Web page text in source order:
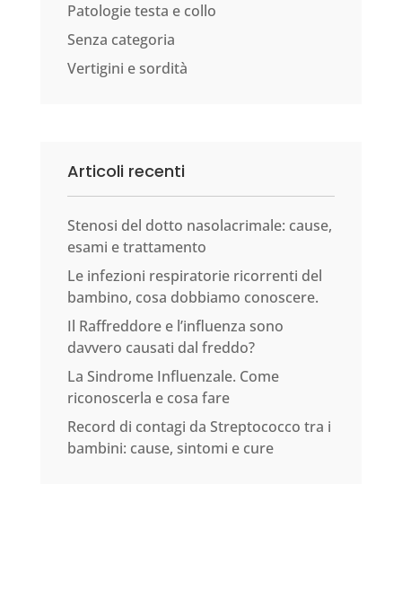
Patologie testa e collo
Senza categoria
Vertigini e sordità
Articoli recenti
Stenosi del dotto nasolacrimale: cause,
esami e trattamento
Le infezioni respiratorie ricorrenti del
bambino, cosa dobbiamo conoscere.
Il Raffreddore e l’influenza sono
davvero causati dal freddo?
La Sindrome Influenzale. Come
riconoscerla e cosa fare
Record di contagi da Streptococco tra i
bambini: cause, sintomi e cure